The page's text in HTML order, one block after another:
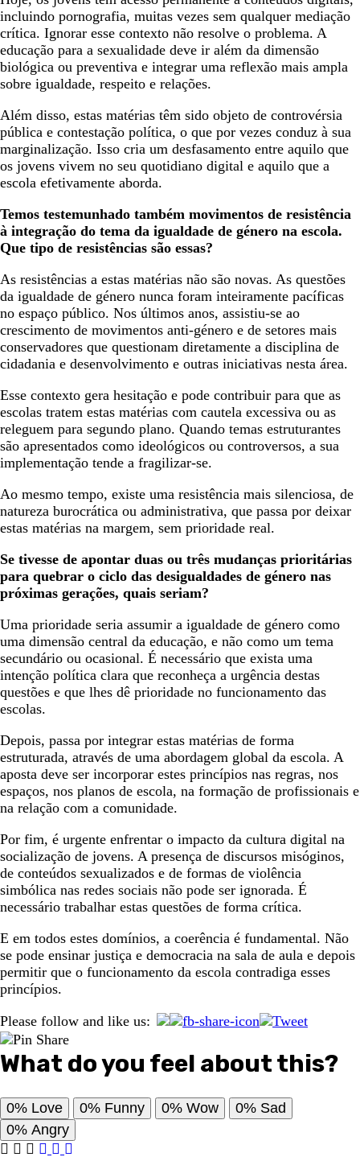
incluindo pornografia, muitas vezes sem qualquer mediação
crítica. Ignorar esse contexto não resolve o problema. A
educação para a sexualidade deve ir além da dimensão
biológica ou preventiva e integrar uma reflexão mais ampla
sobre igualdade, respeito e relações.
Além disso, estas matérias têm sido objeto de controvérsia
pública e contestação política, o que por vezes conduz à sua
marginalização. Isso cria um desfasamento entre aquilo que
os jovens vivem no seu quotidiano digital e aquilo que a
escola efetivamente aborda.
Temos testemunhado também movimentos de resistência
à integração do tema da igualdade de género na escola.
Que tipo de resistências são essas?
As resistências a estas matérias não são novas. As questões
da igualdade de género nunca foram inteiramente pacíficas
no espaço público. Nos últimos anos, assistiu-se ao
crescimento de movimentos anti-género e de setores mais
conservadores que questionam diretamente a disciplina de
cidadania e desenvolvimento e outras iniciativas nesta área.
Esse contexto gera hesitação e pode contribuir para que as
escolas tratem estas matérias com cautela excessiva ou as
releguem para segundo plano. Quando temas estruturantes
são apresentados como ideológicos ou controversos, a sua
implementação tende a fragilizar-se.
Ao mesmo tempo, existe uma resistência mais silenciosa, de
natureza burocrática ou administrativa, que passa por deixar
estas matérias na margem, sem prioridade real.
Se tivesse de apontar duas ou três mudanças prioritárias
para quebrar o ciclo das desigualdades de género nas
próximas gerações, quais seriam?
Uma prioridade seria assumir a igualdade de género como
uma dimensão central da educação, e não como um tema
secundário ou ocasional. É necessário que exista uma
intenção política clara que reconheça a urgência destas
questões e que lhes dê prioridade no funcionamento das
escolas.
Depois, passa por integrar estas matérias de forma
estruturada, através de uma abordagem global da escola. A
aposta deve ser incorporar estes princípios nas regras, nos
espaços, nos planos de escola, na formação de profissionais e
na relação com a comunidade.
Por fim, é urgente enfrentar o impacto da cultura digital na
socialização de jovens. A presença de discursos misóginos,
de conteúdos sexualizados e de formas de violência
simbólica nas redes sociais não pode ser ignorada. É
necessário trabalhar estas questões de forma crítica.
E em todos estes domínios, a coerência é fundamental. Não
se pode ensinar justiça e democracia na sala de aula e depois
permitir que o funcionamento da escola contradiga esses
princípios.
Please follow and like us:
What do you feel about this?
0% Love 0% Funny 0% Wow 0% Sad
0% Angry